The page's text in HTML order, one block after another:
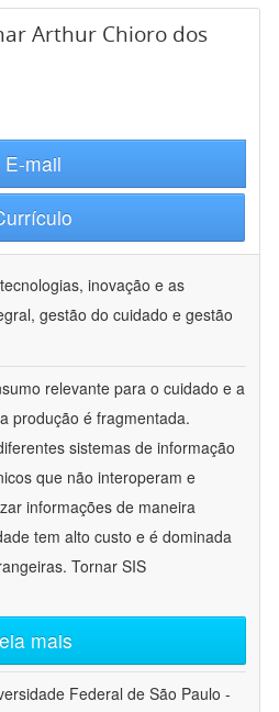
Arthur Chioro dos
E-mail
inovação e as
gestão do cuidado e gestão
relevante para o cuidado e a
produção é fragmentada.
sistemas de informação
que não interoperam e
informações de maneira
tem alto custo e é dominada
Tornar SIS
mais
Federal de São Paulo -